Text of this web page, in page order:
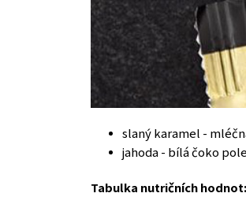
slaný karamel -
jahoda - bílá čoko
Tabulka nutričních hodnot: